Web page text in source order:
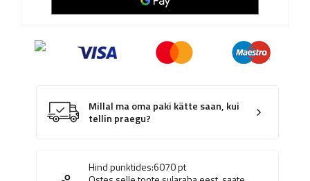
Millal ma oma paki kätte saan, kui
tellin praegu?
Hind punktides:6070pt